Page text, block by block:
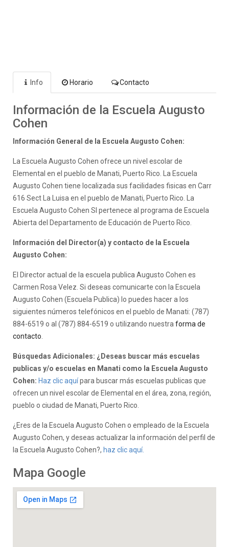
Info Horario Contacto
Información de la Escuela Augusto
Cohen
Información General de la Escuela Augusto Cohen:
La Escuela Augusto Cohen ofrece un nivel escolar de
Elemental en el pueblo de Manati, Puerto Rico. La Escuela
Augusto Cohen tiene localizada sus facilidades fisicas en Carr
616 Sect La Luisa en el pueblo de Manati, Puerto Rico. La
Escuela Augusto Cohen SI pertenece al programa de Escuela
Abierta del Departamento de Educación de Puerto Rico.
Información del Director(a) y contacto de la Escuela
Augusto Cohen:
El Director actual de la escuela publica Augusto Cohen es
Carmen Rosa Velez. Si deseas comunicarte con la Escuela
Augusto Cohen (Escuela Publica) lo puedes hacer a los
siguientes números telefónicos en el pueblo de Manati: (787)
884-6519 o al (787) 884-6519 o utilizando nuestra forma de
contacto
Búsquedas Adicionales: ¿Deseas buscar más escuelas
publicas y/o escuelas en Manati como la Escuela Augusto
Cohen: Haz clic aquípara buscar más escuelas publicas que
ofrecen un nivel escolar de Elemental en el área, zona, región,
pueblo o ciudad de Manati, Puerto Rico.
¿Eres de la Escuela Augusto Cohen o empleado de la Escuela
Augusto Cohen, y deseas actualizar la información del perfil de
la Escuela Augusto Cohen?, haz clic aquí.
Mapa Google